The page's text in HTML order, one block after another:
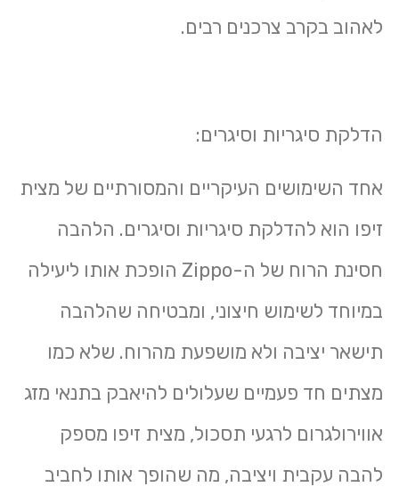
לאהוב בקרב צרכנים רבים.
הדלקת סיגריות וסיגרים:
אחד השימושים העיקריים והמסורתיים של מצית
זיפו הוא להדלקת סיגריות וסיגרים. הלהבה
חסינת הרוח של ה-Zippo הופכת אותו ליעילה
במיוחד לשימוש חיצוני, ומבטיחה שהלהבה
תישאר יציבה ולא מושפעת מהרוח. שלא כמו
מצתים חד פעמיים שעלולים להיאבק בתנאי מזג
אווירולגרום לרגעי תסכול, מצית זיפו מספק
להבה עקבית ויציבה, מה שהופך אותו לחביב